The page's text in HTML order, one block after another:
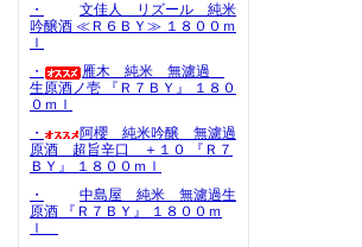
・
文佳人 リズール 純米
吟醸酒 ≪Ｒ６ＢＹ≫ １８００ｍ
ｌ
・
雁木 純米 無濾過
生原酒ノ壱 『Ｒ７ＢＹ』 １８０
０ｍｌ
・
阿櫻 純米吟醸 無濾過
原酒 超旨辛口 ＋１０ 『Ｒ７
ＢＹ』 １８００ｍｌ
・
中島屋 純米 無濾過生
原酒 『Ｒ７ＢＹ』 １８００ｍ
ｌ